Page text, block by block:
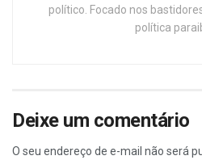
político. Focado nos
política
Deixe um comentário
O seu endereço de e-mail não será